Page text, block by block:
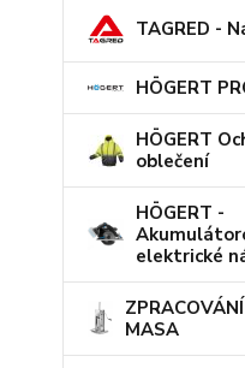
TAGRED -
HÖGERT
HÖGERT
oblečení
HÖGERT -
elektrické
MASA